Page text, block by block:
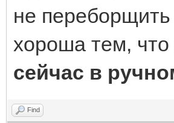
не
хороша тем,
сейчас в
Find